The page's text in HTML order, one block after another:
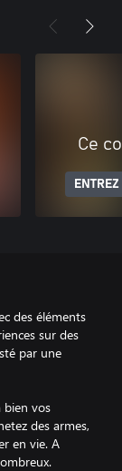
Ce
des éléments
sur des
par une
bien vos
des armes,
en vie. A